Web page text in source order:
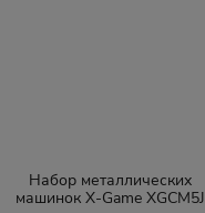
Набор металлических
машинок X-Game XGCM5J